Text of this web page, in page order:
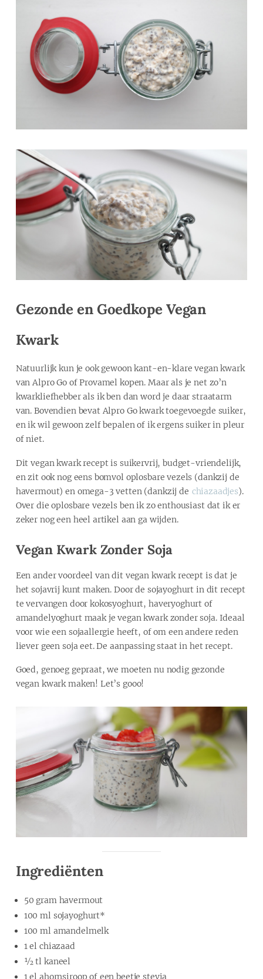
Gezonde en Goedkope Vegan
Kwark
Natuurlijk kun je ook gewoon kant-en-klare vegan kwark
van Alpro Go of Provamel kopen. Maar als je net zo’n
kwarkliefhebber als ik ben dan word je daar straatarm
van. Bovendien bevat Alpro Go kwark toegevoegde suiker,
en ik wil gewoon zelf bepalen of ik ergens suiker in pleur
of niet.
Dit vegan kwark recept is suikervrij, budget-vriendelijk,
en zit ook nog eens bomvol oplosbare vezels (dankzij de
havermout) en omega-3 vetten (dankzij de chiazaadjes).
Over die oplosbare vezels ben ik zo enthousiast dat ik er
zeker nog een heel artikel aan ga wijden.
Vegan Kwark Zonder Soja
Een ander voordeel van dit vegan kwark recept is dat je
het sojavrij kunt maken. Door de sojayoghurt in dit recept
te vervangen door kokosyoghurt, haveryoghurt of
amandelyoghurt maak je vegan kwark zonder soja. Ideaal
voor wie een sojaallergie heeft, of om een andere reden
liever geen soja eet. De aanpassing staat in het recept.
Goed, genoeg gepraat, we moeten nu nodig gezonde
vegan kwark maken! Let’s gooo!
Ingrediënten
50 gram havermout
100 ml sojayoghurt*
100 ml amandelmelk
1 el chiazaad
½ tl kaneel
1 el ahornsiroop of een beetje stevia